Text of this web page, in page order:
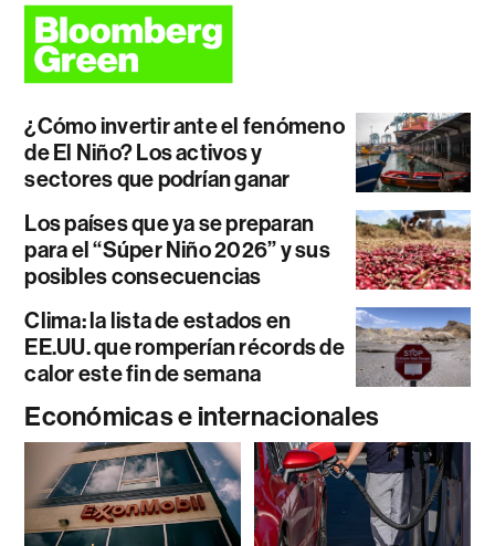
¿Cómo invertir ante el fenómeno
de El Niño? Los activos y
sectores que podrían ganar
Los países que ya se preparan
para el “Súper Niño 2026” y sus
posibles consecuencias
Clima: la lista de estados en
EE.UU. que romperían récords de
calor este fin de semana
Económicas e internacionales